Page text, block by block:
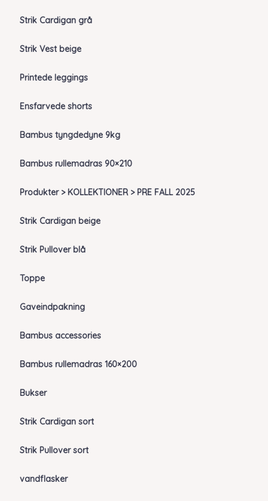
Strik Cardigan grå
Strik Vest beige
Printede leggings
Ensfarvede shorts
Bambus tyngdedyne 9kg
Bambus rullemadras 90×210
Produkter > KOLLEKTIONER > PRE FALL 2025
Strik Cardigan beige
Strik Pullover blå
Toppe
Gaveindpakning
Bambus accessories
Bambus rullemadras 160×200
Bukser
Strik Cardigan sort
Strik Pullover sort
vandflasker